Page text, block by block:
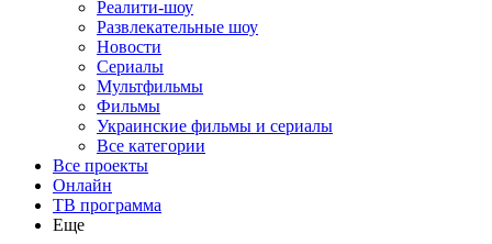
Реалити-шоу
Развлекательные шоу
Новости
Сериалы
Мультфильмы
Фильмы
Украинские фильмы и сериалы
Все категории
Все проекты
Онлайн
ТВ программа
Еще